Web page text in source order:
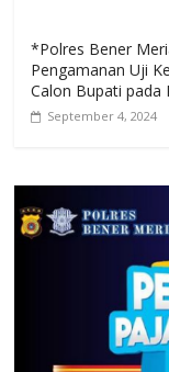
*Polres Bener
Pengamanan Uji
Calon Bupati pada
September 4, 2024